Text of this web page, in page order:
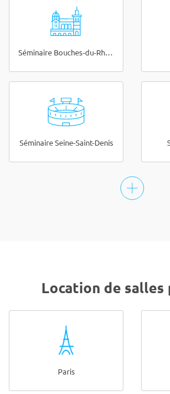
Séminaire Bouches-du-Rhône
Séminaire Seine-Saint-Denis
Location de salles
Paris